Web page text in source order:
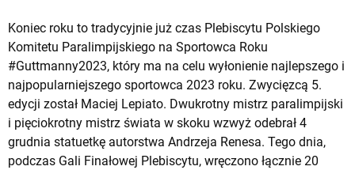
Koniec roku to tradycyjnie już czas Plebiscytu Polskiego
Komitetu Paralimpijskiego na Sportowca Roku
#Guttmanny2023, który ma na celu wyłonienie najlepszego i
najpopularniejszego sportowca 2023 roku. Zwycięzcą 5.
edycji został Maciej Lepiato. Dwukrotny mistrz paralimpijski
i pięciokrotny mistrz świata w skoku wzwyż odebrał 4
grudnia statuetkę autorstwa Andrzeja Renesa. Tego dnia,
podczas Gali Finałowej Plebiscytu, wręczono łącznie 20